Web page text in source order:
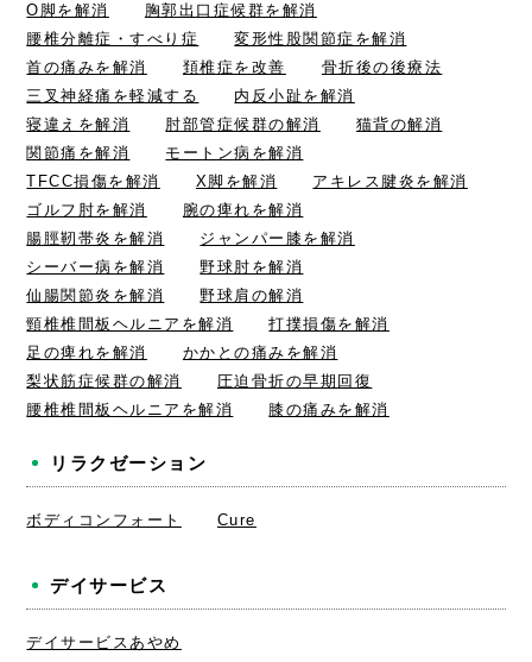
O脚を解消
胸郭出口症候群を解消
腰椎分離症・すべり症
変形性股関節症を解消
首の痛みを解消
頚椎症を改善
骨折後の後療法
三叉神経痛を軽減する
内反小趾を解消
寝違えを解消
肘部管症候群の解消
猫背の解消
関節痛を解消
モートン病を解消
TFCC損傷を解消
X脚を解消
アキレス腱炎を解消
ゴルフ肘を解消
腕の痺れを解消
腸脛靭帯炎を解消
ジャンパー膝を解消
シーバー病を解消
野球肘を解消
仙腸関節炎を解消
野球肩の解消
頸椎椎間板ヘルニアを解消
打撲損傷を解消
足の痺れを解消
かかとの痛みを解消
梨状筋症候群の解消
圧迫骨折の早期回復
腰椎椎間板ヘルニアを解消
膝の痛みを解消
リラクゼーション
ボディコンフォート Cure
デイサービス
デイサービスあやめ